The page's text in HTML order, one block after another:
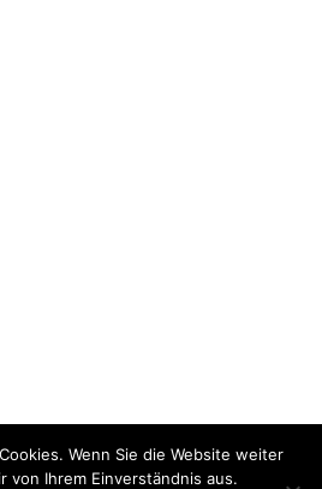
Wenn Sie die Website weiter
von Ihrem Einverständnis aus.